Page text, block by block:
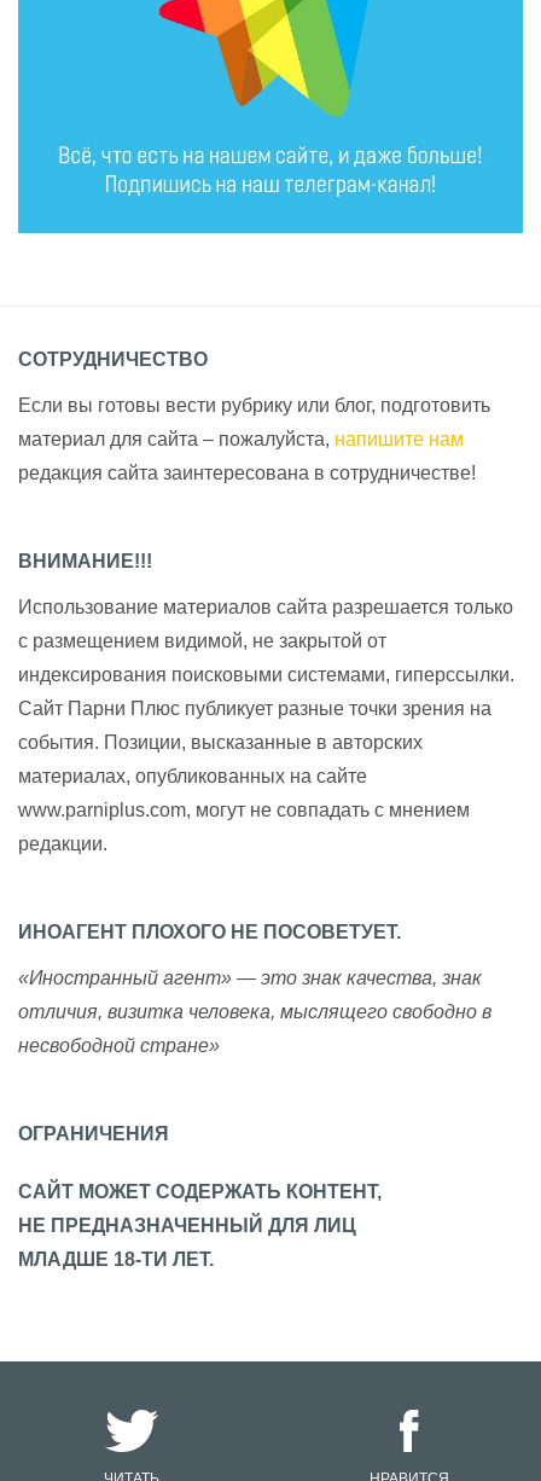
СОТРУДНИЧЕСТВО
Если вы готовы вести рубрику или блог, подготовить
материал для сайта – пожалуйста, напишите нам
редакция сайта заинтересована в сотрудничестве!
ВНИМАНИЕ!!!
Использование материалов сайта разрешается только
с размещением видимой, не закрытой от
индексирования поисковыми системами, гиперссылки.
Сайт Парни Плюс публикует разные точки зрения на
события. Позиции, высказанные в авторских
материалах, опубликованных на сайте
www.parniplus.com, могут не совпадать с мнением
редакции.
ИНОАГЕНТ ПЛОХОГО НЕ ПОСОВЕТУЕТ.
«Иностранный агент» — это знак качества, знак
отличия, визитка человека, мыслящего свободно в
несвободной стране»
ОГРАНИЧЕНИЯ
САЙТ МОЖЕТ СОДЕРЖАТЬ КОНТЕНТ,
НЕ ПРЕДНАЗНАЧЕННЫЙ ДЛЯ ЛИЦ
МЛАДШЕ 18-ТИ ЛЕТ.